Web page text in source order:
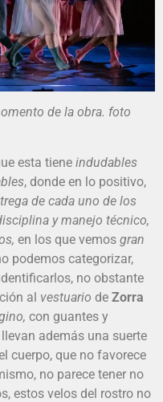
de la obra. foto
esta tiene indudables
, donde en lo positivo,
de cada uno de los
y manejo técnico,
en los que vemos gran
podemos categorizar,
no obstante
al vestuario de Zorra
con guantes y
además una suerte
cuerpo, que no favorece
no parece tener no
estos velos del rostro no